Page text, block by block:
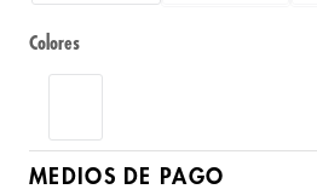
Colores
MEDIOS DE PAGO